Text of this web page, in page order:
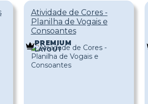
Atividade de Cores -
Planilha de Vogais e
Consoantes
PREMIUM
LAYOUT